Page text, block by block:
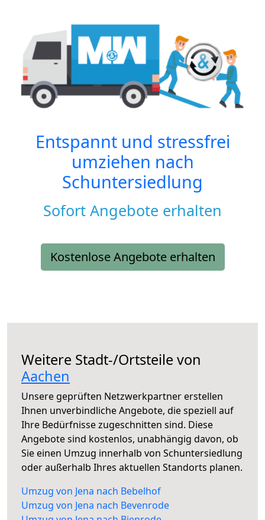
Entspannt und stressfrei
umziehen nach
Schuntersiedlung
Sofort Angebote erhalten
Kostenlose Angebote erhalten
Weitere Stadt-/Ortsteile von
Aachen
Unsere geprüften Netzwerkpartner erstellen
Ihnen unverbindliche Angebote, die speziell auf
Ihre Bedürfnisse zugeschnitten sind. Diese
Angebote sind kostenlos, unabhängig davon, ob
Sie einen Umzug innerhalb von Schuntersiedlung
oder außerhalb Ihres aktuellen Standorts planen.
Umzug von Jena nach Bebelhof
Umzug von Jena nach Bevenrode